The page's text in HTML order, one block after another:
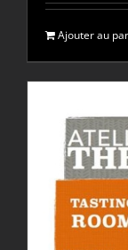
Ajouter au